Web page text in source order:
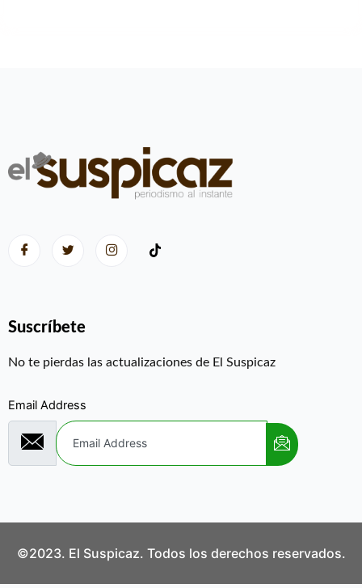
Suscríbete
No te pierdas las actualizaciones de El Suspicaz
Email Address
©2023. El Suspicaz. Todos los derechos reservados.